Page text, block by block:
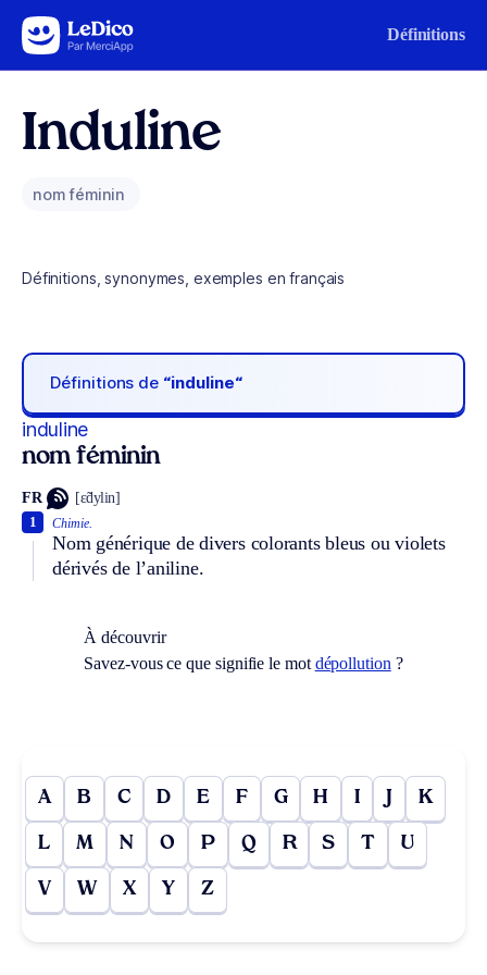
Aller au contenu Définitions
Induline
nom féminin
Définitions, synonymes, exemples en français
Définitions de “induline“
induline
nom féminin
FR [ɛ̃dylin]
Chimie.
Nom générique de divers colorants bleus ou violets
dérivés de l’aniline.
1
À découvrir
Savez-vous ce que signifie le mot dépollution ?
A B C D E F G H I J K
L M N O P Q R S T U
V W X Y Z